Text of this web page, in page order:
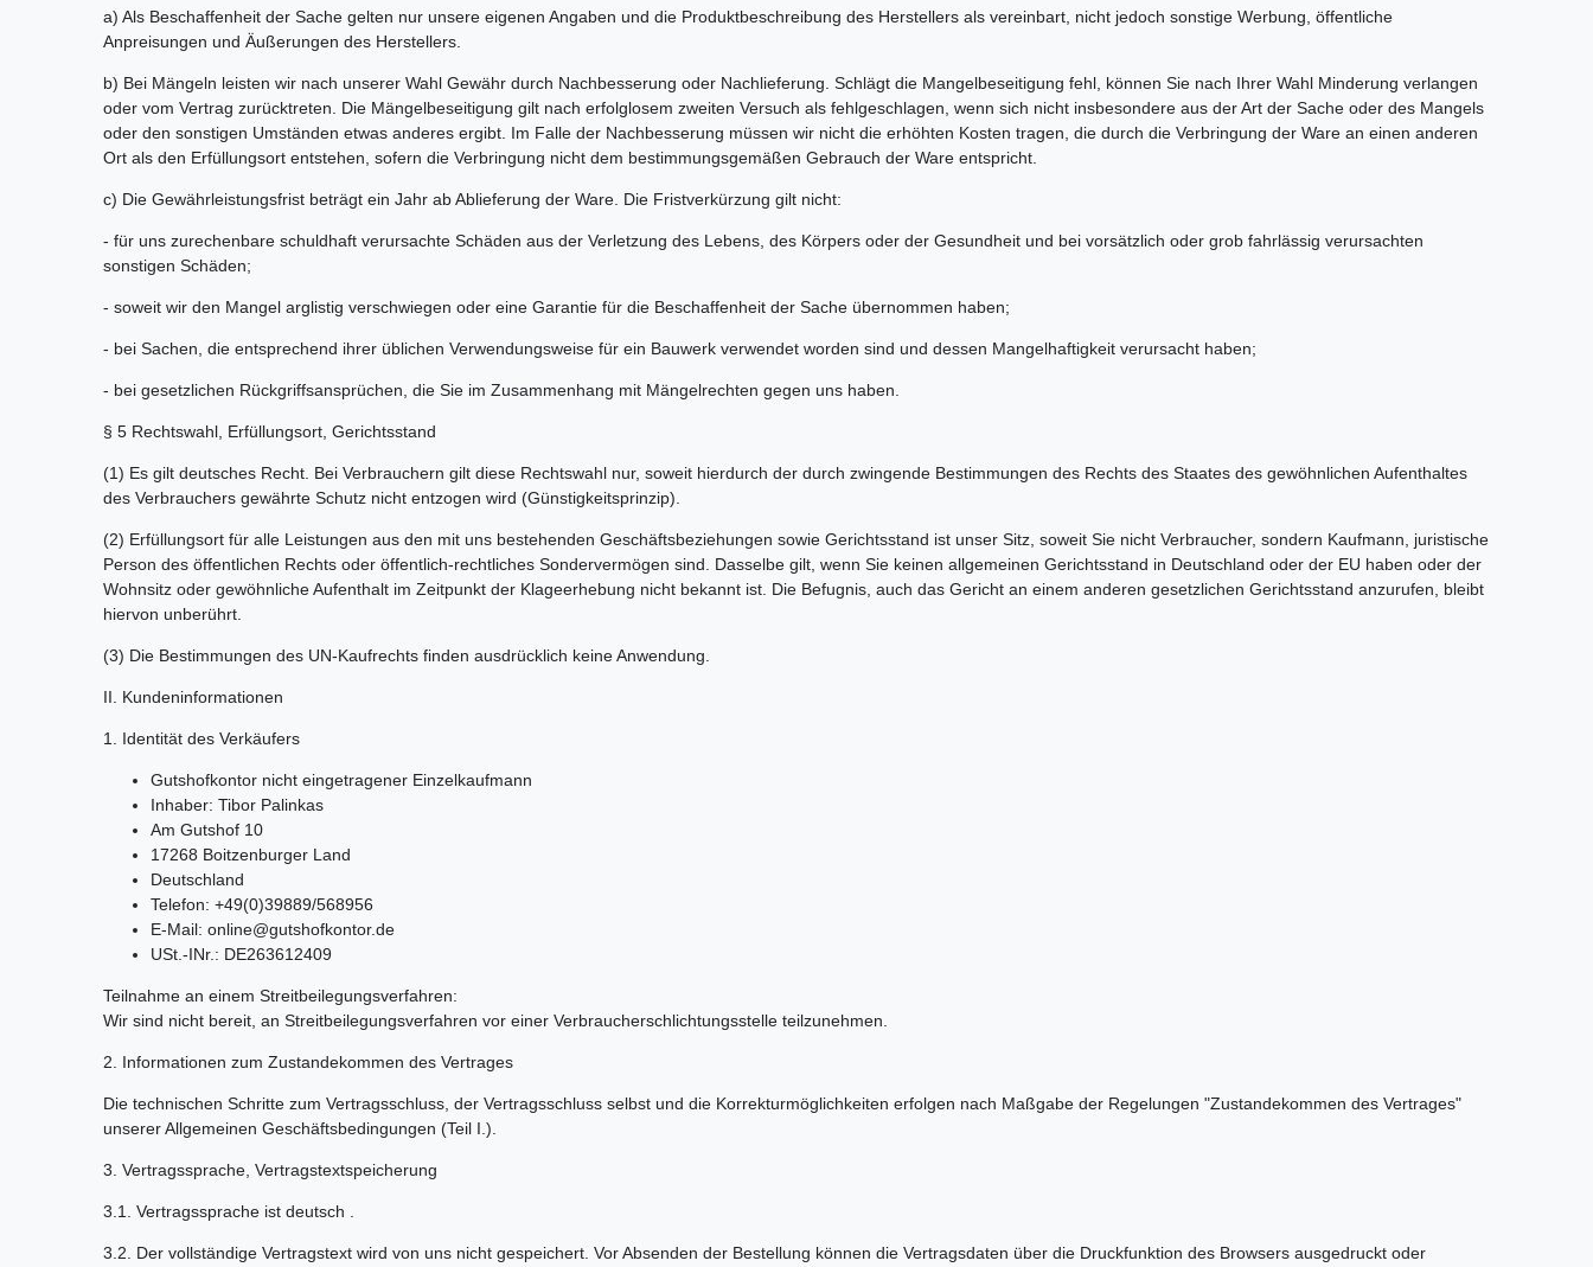
a) Als Beschaffenheit der Sache gelten nur unsere eigenen Angaben und die Produktbeschreibung des Herstellers als vereinbart, nicht jedoch sonstige Werbung, öffentliche
Anpreisungen und Äußerungen des Herstellers.
b) Bei Mängeln leisten wir nach unserer Wahl Gewähr durch Nachbesserung oder Nachlieferung. Schlägt die Mangelbeseitigung fehl, können Sie nach Ihrer Wahl Minderung verlangen
oder vom Vertrag zurücktreten. Die Mängelbeseitigung gilt nach erfolglosem zweiten Versuch als fehlgeschlagen, wenn sich nicht insbesondere aus der Art der Sache oder des Mangels
oder den sonstigen Umständen etwas anderes ergibt. Im Falle der Nachbesserung müssen wir nicht die erhöhten Kosten tragen, die durch die Verbringung der Ware an einen anderen
Ort als den Erfüllungsort entstehen, sofern die Verbringung nicht dem bestimmungsgemäßen Gebrauch der Ware entspricht.
c) Die Gewährleistungsfrist beträgt ein Jahr ab Ablieferung der Ware. Die Fristverkürzung gilt nicht:
- für uns zurechenbare schuldhaft verursachte Schäden aus der Verletzung des Lebens, des Körpers oder der Gesundheit und bei vorsätzlich oder grob fahrlässig verursachten
sonstigen Schäden;
- soweit wir den Mangel arglistig verschwiegen oder eine Garantie für die Beschaffenheit der Sache übernommen haben;
- bei Sachen, die entsprechend ihrer üblichen Verwendungsweise für ein Bauwerk verwendet worden sind und dessen Mangelhaftigkeit verursacht haben;
- bei gesetzlichen Rückgriffsansprüchen, die Sie im Zusammenhang mit Mängelrechten gegen uns haben.
§ 5 Rechtswahl, Erfüllungsort, Gerichtsstand
(1) Es gilt deutsches Recht. Bei Verbrauchern gilt diese Rechtswahl nur, soweit hierdurch der durch zwingende Bestimmungen des Rechts des Staates des gewöhnlichen Aufenthaltes
des Verbrauchers gewährte Schutz nicht entzogen wird (Günstigkeitsprinzip).
(2) Erfüllungsort für alle Leistungen aus den mit uns bestehenden Geschäftsbeziehungen sowie Gerichtsstand ist unser Sitz, soweit Sie nicht Verbraucher, sondern Kaufmann, juristische
Person des öffentlichen Rechts oder öffentlich-rechtliches Sondervermögen sind. Dasselbe gilt, wenn Sie keinen allgemeinen Gerichtsstand in Deutschland oder der EU haben oder der
Wohnsitz oder gewöhnliche Aufenthalt im Zeitpunkt der Klageerhebung nicht bekannt ist. Die Befugnis, auch das Gericht an einem anderen gesetzlichen Gerichtsstand anzurufen, bleibt
hiervon unberührt.
(3) Die Bestimmungen des UN-Kaufrechts finden ausdrücklich keine Anwendung.
II. Kundeninformationen
1. Identität des Verkäufers
Gutshofkontor nicht eingetragener Einzelkaufmann
Inhaber: Tibor Palinkas
Am Gutshof 10
17268 Boitzenburger Land
Deutschland
Telefon: +49(0)39889/568956
E-Mail: online@gutshofkontor.de
USt.-INr.: DE263612409
Teilnahme an einem Streitbeilegungsverfahren:
Wir sind nicht bereit, an Streitbeilegungsverfahren vor einer Verbraucherschlichtungsstelle teilzunehmen.
2. Informationen zum Zustandekommen des Vertrages
Die technischen Schritte zum Vertragsschluss, der Vertragsschluss selbst und die Korrekturmöglichkeiten erfolgen nach Maßgabe der Regelungen "Zustandekommen des Vertrages"
unserer Allgemeinen Geschäftsbedingungen (Teil I.).
3. Vertragssprache, Vertragstextspeicherung
3.1. Vertragssprache ist deutsch .
3.2. Der vollständige Vertragstext wird von uns nicht gespeichert. Vor Absenden der Bestellung können die Vertragsdaten über die Druckfunktion des Browsers ausgedruckt oder